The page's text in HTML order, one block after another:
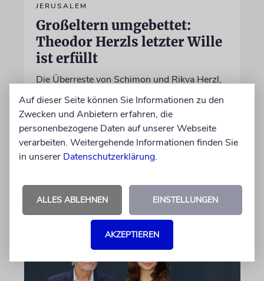
JERUSALEM
Großeltern umgebettet:
Theodor Herzls letzter Wille
ist erfüllt
Die Überreste von Schimon und Rikva Herzl,
Vorfahren väterlicherseits des Zionismus-
Begründers und prägende Gestalten in
Theodor Herzls Jugend, wurden von Serbien
nach Israel überführt und auf dem Herzlberg
beigesetzt
06.08.2026
Auf dieser Seite können Sie Informationen zu den
Zwecken und Anbietern erfahren, die
personenbezogene Daten auf unserer Webseite
verarbeiten. Weitergehende Informationen finden Sie
in unserer Datenschutzerklärung.
ALLES ABLEHNEN EINSTELLUNGEN
AKZEPTIEREN